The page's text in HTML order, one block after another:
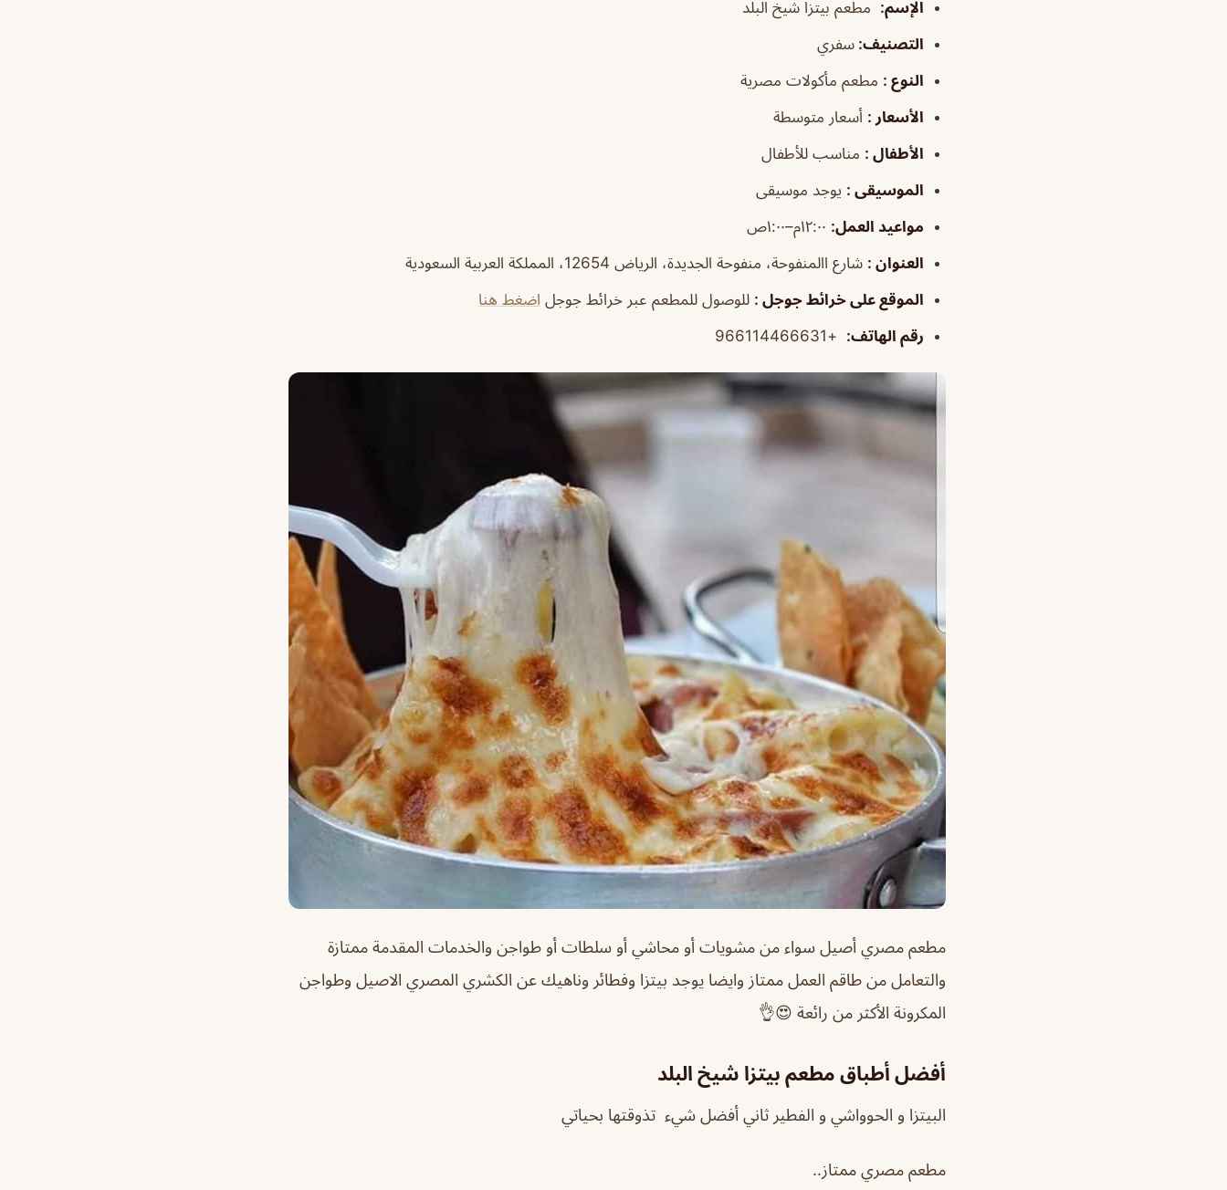
الإسم: مطعم بيتزا شيخ البلد
التصنيف: سفري
النوع : مطعم مأكولات مصرية
الأسعار : أسعار متوسطة
الأطفال : مناسب للأطفال
الموسيقى : يوجد موسيقى
مواعيد العمل:
العنوان : شارع االمنفوحة، منفوحة الجديدة، الرياض 12654، المملكة العربية السعودية
الموقع على خرائط جوجل : للوصول للمطعم عبر خرائط جوجل اضغط هنا
رقم الهاتف:
+966114466631
مطعم مصري أصيل سواء من مشويات أو محاشي أو سلطات أو طواجن والخدمات المقدمة ممتازة
والتعامل من طاقم العمل ممتاز وايضا يوجد بيتزا وفطائر وناهيك عن الكشري المصري الاصيل وطواجن
المكرونة الأكثر من رائعة 😍👌
أفضل أطباق مطعم بيتزا شيخ البلد
البيتزا و الحوواشي و الفطير ثاني أفضل شيء تذوقتها بحياتي
مطعم مصري ممتاز..